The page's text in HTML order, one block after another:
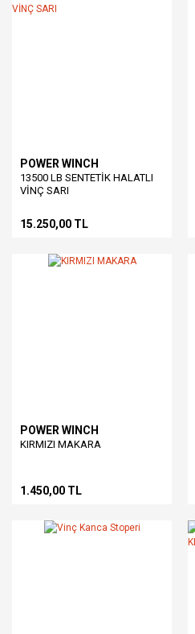
POWER WINCH
13500 LB SENTETİK HALATLI
VİNÇ SARI
15.250,00 TL
POWER WINCH
KIRMIZI MAKARA
1.450,00 TL